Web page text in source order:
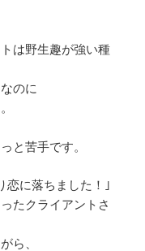
は野生趣が強い種
のに
と苦手です。
恋に落ちました！｣
たクライアントさ
ら、